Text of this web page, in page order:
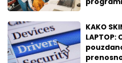
KAKO